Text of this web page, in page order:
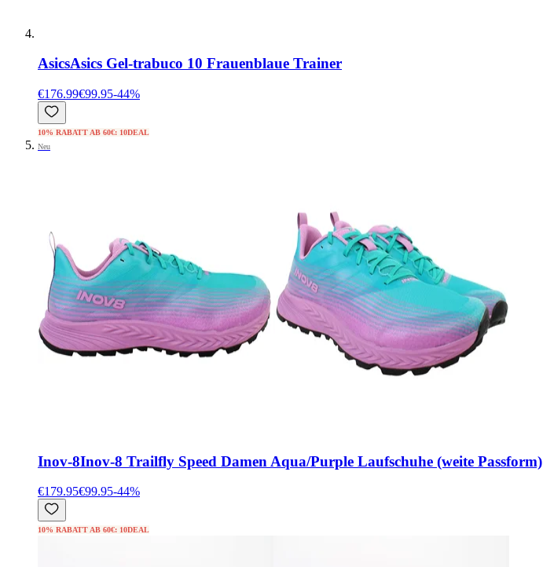
AsicsAsics Gel-trabuco 10 Frauenblaue Trainer
€176.99€99.95-44%
10% RABATT AB 60€: 10DEAL
Neu
Inov-8Inov-8 Trailfly Speed Damen Aqua/Purple Laufschuhe (weite Passform)
€179.95€99.95-44%
10% RABATT AB 60€: 10DEAL